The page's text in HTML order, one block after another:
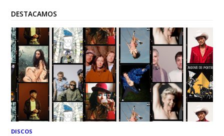
DESTACAMOS
DISCOS